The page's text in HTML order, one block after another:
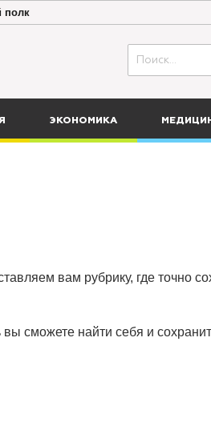
полк
ЭКОНОМИКА
вам рубрику, где точно
сможете найти себя и